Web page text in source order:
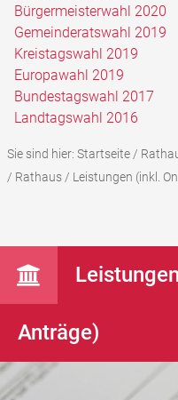
Bürgermeisterwahl 2020
Gemeinderatswahl 2019
Kreistagswahl 2019
Europawahl 2019
Bundestagswahl 2017
Landtagswahl 2016
Sie sind hier: Startseite/
/ Rathaus/ Leistungen (inkl.
Anträge)